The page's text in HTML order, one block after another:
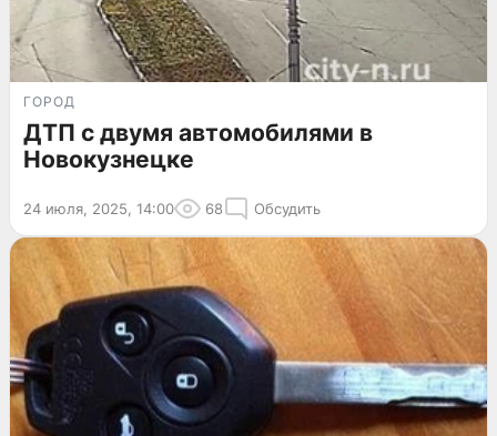
ГОРОД
ДТП с двумя автомобилями в
Новокузнецке
24 июля, 2025, 14:00 68 Обсудить